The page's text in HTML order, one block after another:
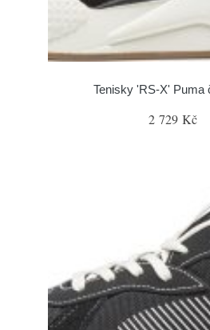
Tenisky 'RS-X' Puma
2 729 Kč